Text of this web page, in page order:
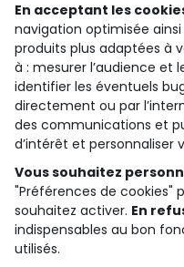
qui sommes-nous ?
besoin d'aide ?
le club fidélité
notre catalogue
Conditions générales de
Conditions d’utilisation des
Politique de confidentialité
En acceptant les
navigation optimisée
produits plus adaptées à
à : mesurer l’audience et
identifier les éventuels
directement ou par
des communications et
d’intérêt et personnaliser
Vous souhaitez
"Préférences de cookies"
souhaitez activer. En
indispensables au bon
utilisés.